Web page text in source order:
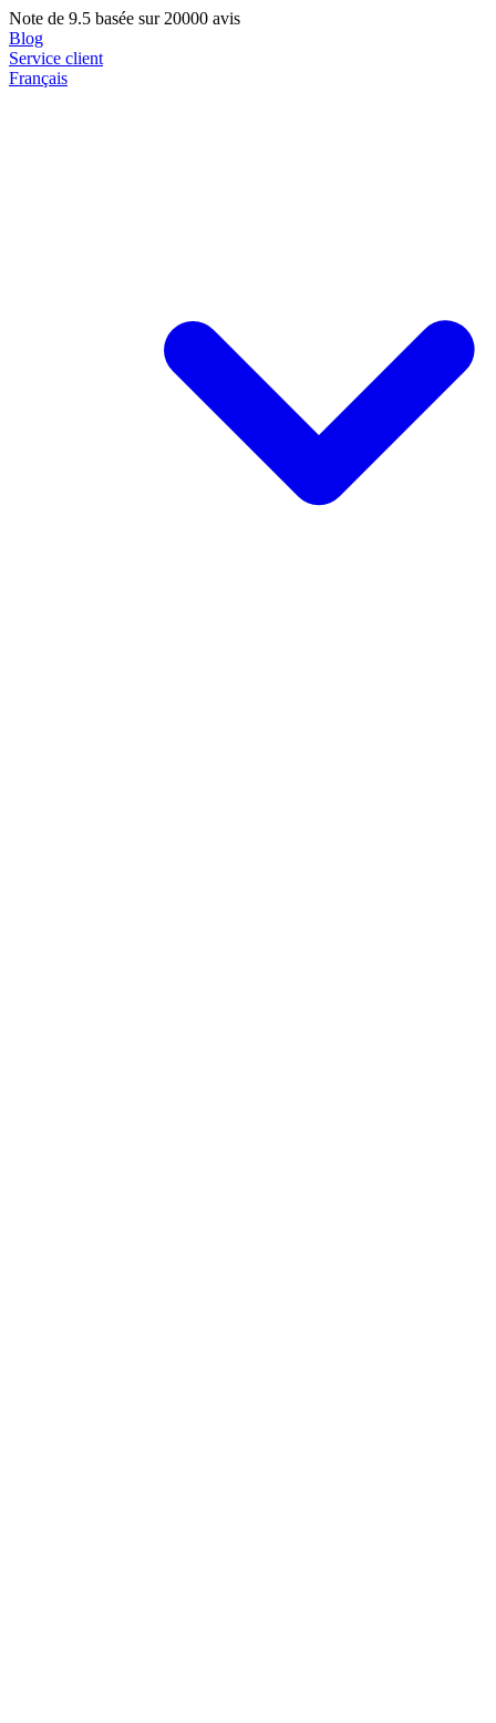
Note de 9.5 basée sur 20000 avis
Blog
Service client
Français